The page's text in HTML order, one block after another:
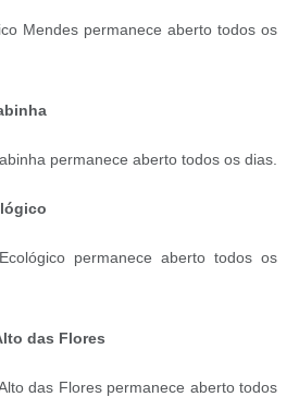
Mendes permanece aberto todos os
permanece aberto todos os dias.
permanece aberto todos os
das Flores
das Flores permanece aberto todos